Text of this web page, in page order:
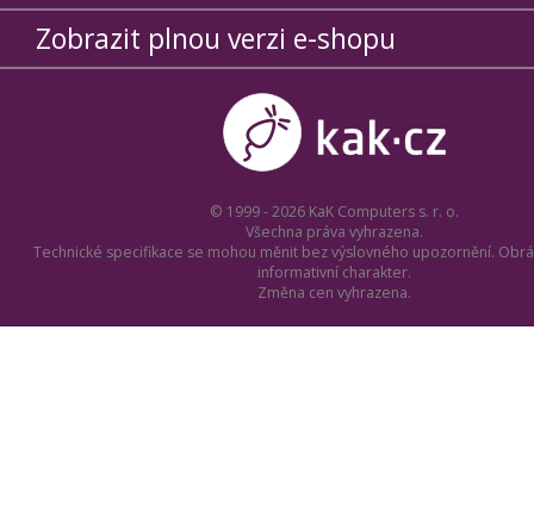
Zobrazit plnou verzi e-shopu
© 1999 - 2026 KaK Computers s. r. o.
Všechna práva vyhrazena.
Technické specifikace se mohou měnit bez výslovného upozornění.
informativní charakter.
Změna cen vyhrazena.